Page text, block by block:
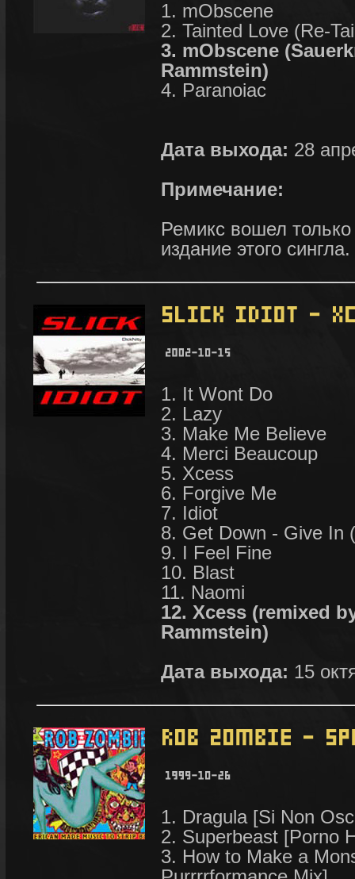
1. mObscene
2. Tainted Love (Re-
3. mObscene
Rammstein)
4. Paranoiac
Дата выхода: 28
Примечание:
Ремикс вошел
издание этого сингла.
1. It Wont Do
2. Lazy
3. Make Me Believe
4. Merci Beaucoup
5. Xcess
6. Forgive Me
7. Idiot
8. Get Down - Give In
9. I Feel Fine
10. Blast
11. Naomi
12. Xcess (remixed
Rammstein)
Дата выхода: 15
1. Dragula [Si Non
2. Superbeast [Porno
3. How to Make a